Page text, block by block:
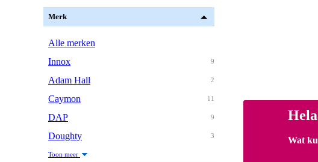
Merk
Alle merken
9
Innox
2
Adam Hall
11
Caymon
9
DAP
3
Doughty
Toon meer
Wat